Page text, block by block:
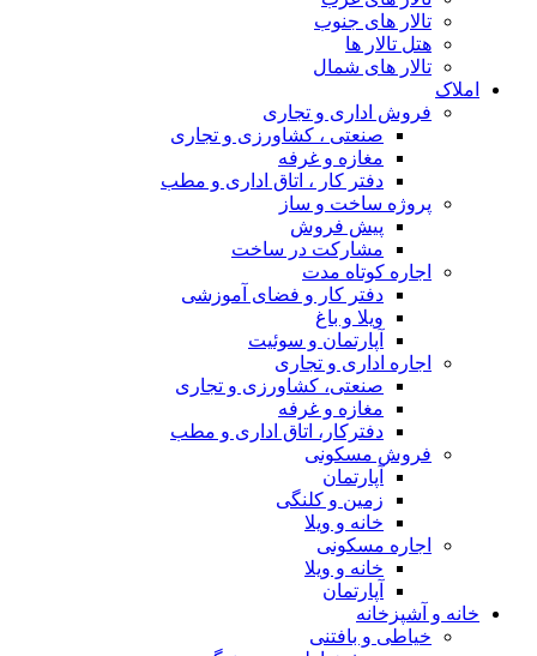
تالار های جنوب
هتل تالار ها
تالار های شمال
املاک
فروش اداری و تجاری
صنعتی ، کشاورزی و تجاری
مغازه و غرفه
دفتر کار ، اتاق اداری و مطب
پروژه ساخت و ساز
پیش فروش
مشارکت در ساخت
اجاره کوتاه مدت
دفتر کار و فضای آموزشی
ویلا و باغ
آپارتمان و سوئیت
اجاره اداری و تجاری
صنعتی، کشاورزی و تجاری
مغازه و غرفه
دفترکار، اتاق اداری و مطب
فروش مسکونی
آپارتمان
زمین و کلنگی
خانه و ویلا
اجاره مسکونی
خانه و ویلا
آپارتمان
خانه و آشپزخانه
خیاطی و بافتنی